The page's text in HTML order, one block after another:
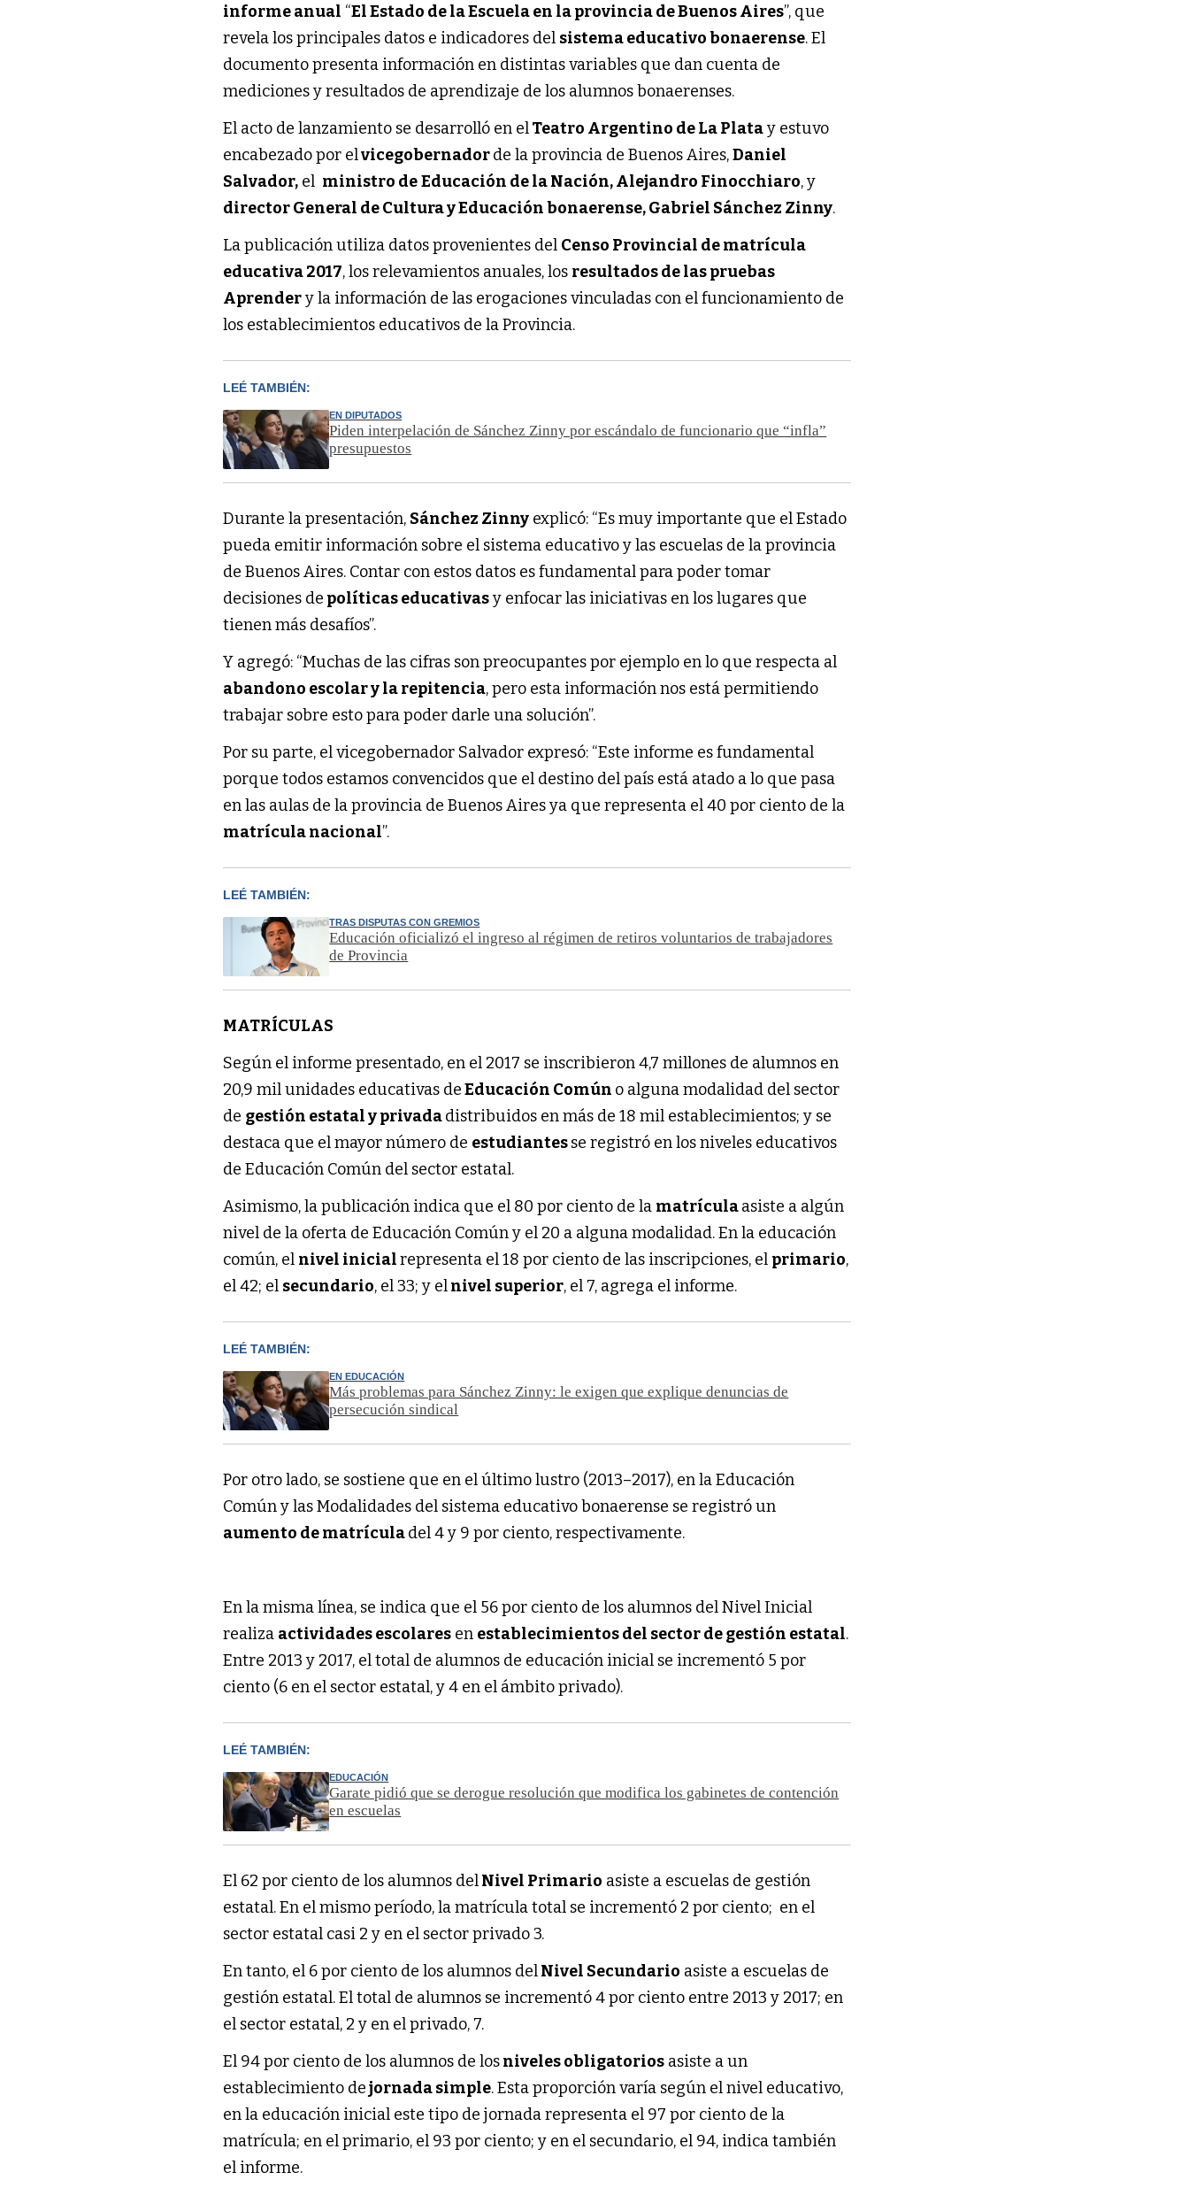
informe anual “El Estado de la Escuela en la provincia de Buenos Aires”, que
revela los principales datos e indicadores del sistema educativo bonaerense. El
documento presenta información en distintas variables que dan cuenta de
mediciones y resultados de aprendizaje de los alumnos bonaerenses.
El acto de lanzamiento se desarrolló en elTeatro Argentino de La Platay estuvo
encabezado por elvicegobernadorde la provincia de Buenos Aires,Daniel
Salvador, el ministro deEducación de la Nación, Alejandro Finocchiaro, y
director General de Cultura y Educación bonaerense, Gabriel Sánchez Zinny.
La publicación utiliza datos provenientes del Censo Provincial de matrícula
educativa 2017, los relevamientos anuales, los resultados de las pruebas
Aprendery la información de las erogaciones vinculadas con el funcionamiento de
los establecimientos educativos de la Provincia.
LEÉ TAMBIÉN:
EN DIPUTADOS
Piden interpelación de Sánchez Zinny por escándalo de funcionario que “infla”
presupuestos
Durante la presentación, Sánchez Zinny explicó: “Es muy importante que el Estado
pueda emitir información sobre el sistema educativo y las escuelas de la provincia
de Buenos Aires. Contar con estos datos es fundamental para poder tomar
decisiones de políticas educativasy enfocar las iniciativas en los lugares que
tienen más desafíos”.
Y agregó: “Muchas de las cifras son preocupantes por ejemplo en lo que respecta al
abandono escolar y la repitencia, pero esta información nos está permitiendo
trabajar sobre esto para poder darle una solución”.
Por su parte, el vicegobernador Salvador expresó: “Este informe es fundamental
porque todos estamos convencidos que el destino del país está atado a lo que pasa
en las aulas de la provincia de Buenos Aires ya que representa el 40 por ciento de la
matrícula nacional”.
LEÉ TAMBIÉN:
TRAS DISPUTAS CON GREMIOS
Educación oficializó el ingreso al régimen de retiros voluntarios de trabajadores
de Provincia
MATRÍCULAS
Según el informe presentado, en el 2017 se inscribieron 4,7 millones de alumnos en
20,9 mil unidades educativas deEducación Común o alguna modalidad del sector
de gestión estatal y privadadistribuidos en más de 18 mil establecimientos; y se
destaca que el mayor número de estudiantesse registró en los niveles educativos
de Educación Común del sector estatal.
Asimismo, la publicación indica que el 80 por ciento de la matrículaasiste a algún
nivel de la oferta de Educación Común y el 20 a alguna modalidad. En la educación
común, el nivel inicialrepresenta el 18 por ciento de las inscripciones, el primario,
el 42; el secundario, el 33; y elnivel superior, el 7, agrega el informe.
LEÉ TAMBIÉN:
EN EDUCACIÓN
Más problemas para Sánchez Zinny: le exigen que explique denuncias de
persecución sindical
Por otro lado, se sostiene que en el último lustro (2013–2017), en la Educación
Común y las Modalidades del sistema educativo bonaerense se registró un
aumento de matrículadel 4 y 9 por ciento, respectivamente.
En la misma línea, se indica que el 56 por ciento de los alumnos del Nivel Inicial
realiza actividades escolares en establecimientos del sector de gestión estatal.
Entre 2013 y 2017, el total de alumnos de educación inicial se incrementó 5 por
ciento (6 en el sector estatal, y 4 en el ámbito privado).
LEÉ TAMBIÉN:
EDUCACIÓN
Garate pidió que se derogue resolución que modifica los gabinetes de contención
en escuelas
El 62 por ciento de los alumnos delNivel Primario asiste a escuelas de gestión
estatal. En el mismo período, la matrícula total se incrementó 2 por ciento; en el
sector estatal casi 2 y en el sector privado 3.
En tanto, el 6 por ciento de los alumnos delNivel Secundario asiste a escuelas de
gestión estatal. El total de alumnos se incrementó 4 por ciento entre 2013 y 2017; en
el sector estatal, 2 y en el privado, 7.
El 94 por ciento de los alumnos de losniveles obligatorios asiste a un
establecimiento dejornada simple. Esta proporción varía según el nivel educativo,
en la educación inicial este tipo de jornada representa el 97 por ciento de la
matrícula; en el primario, el 93 por ciento; y en el secundario, el 94, indica también
el informe.